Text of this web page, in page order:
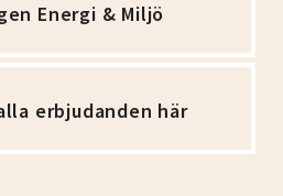
Energi & Miljö
erbjudanden här